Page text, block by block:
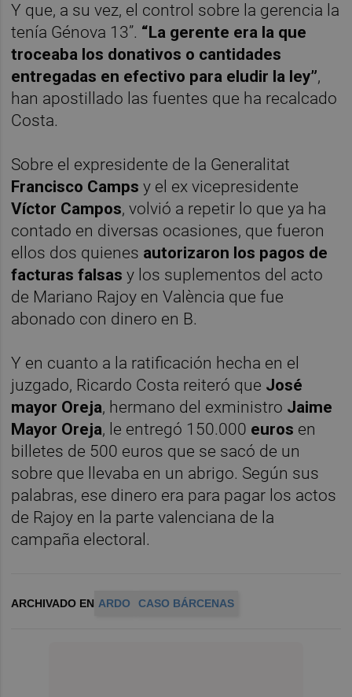
Y que, a su vez, el control sobre la gerencia la
tenía Génova 13”. “La gerente era la que
troceaba los donativos o cantidades
entregadas en efectivo para eludir la ley”,
han apostillado las fuentes que ha recalcado
Costa.
Sobre el expresidente de la Generalitat
Francisco Camps y el ex vicepresidente
Víctor Campos, volvió a repetir lo que ya ha
contado en diversas ocasiones, que fueron
ellos dos quienes autorizaron los pagos de
facturas falsas y los suplementos del acto
de Mariano Rajoy en València que fue
abonado con dinero en B.
Y en cuanto a la ratificación hecha en el
juzgado, Ricardo Costa reiteró que José
mayor Oreja, hermano del exministro Jaime
Mayor Oreja, le entregó 150.000 euros en
billetes de 500 euros que se sacó de un
sobre que llevaba en un abrigo. Según sus
palabras, ese dinero era para pagar los actos
de Rajoy en la parte valenciana de la
campaña electoral.
ARCHIVADO EN ARDO CASO BÁRCENAS